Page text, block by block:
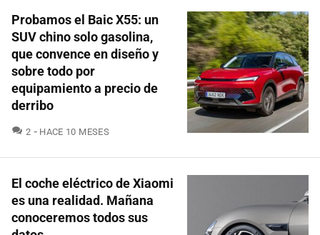
Probamos el Baic X55: un
SUV chino solo gasolina,
que convence en diseño y
sobre todo por
equipamiento a precio de
derribo
2 COMENTARIOS
HACE 10 MESES
El coche eléctrico de Xiaomi
es una realidad. Mañana
conoceremos todos sus